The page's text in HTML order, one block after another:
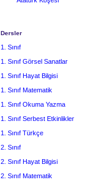
Dersler
1. Sınıf
1. Sınıf Görsel Sanatlar
1. Sınıf Hayat Bilgisi
1. Sınıf Matematik
1. Sınıf Okuma Yazma
1. Sınıf Serbest Etkinlikler
1. Sınıf Türkçe
2. Sınıf
2. Sınıf Hayat Bilgisi
2. Sınıf Matematik